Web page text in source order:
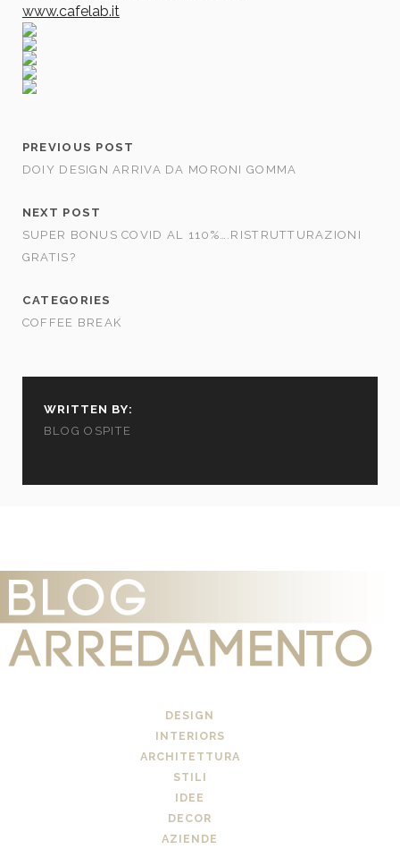
www.cafelab.it
PREVIOUS POST
DOIY DESIGN ARRIVA DA MORONI GOMMA
NEXT POST
SUPER BONUS COVID AL 110%….RISTRUTTURAZIONI
GRATIS?
CATEGORIES
COFFEE BREAK
WRITTEN BY:
BLOG OSPITE
DESIGN
INTERIORS
ARCHITETTURA
STILI
IDEE
DECOR
AZIENDE